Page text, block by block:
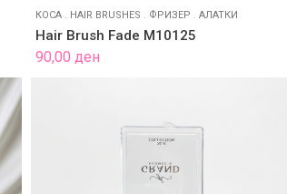
КОСА . HAIR BRUSHES . ФРИЗЕР .АЛАТКИ
Hair Brush Fade M10125
90,00ден